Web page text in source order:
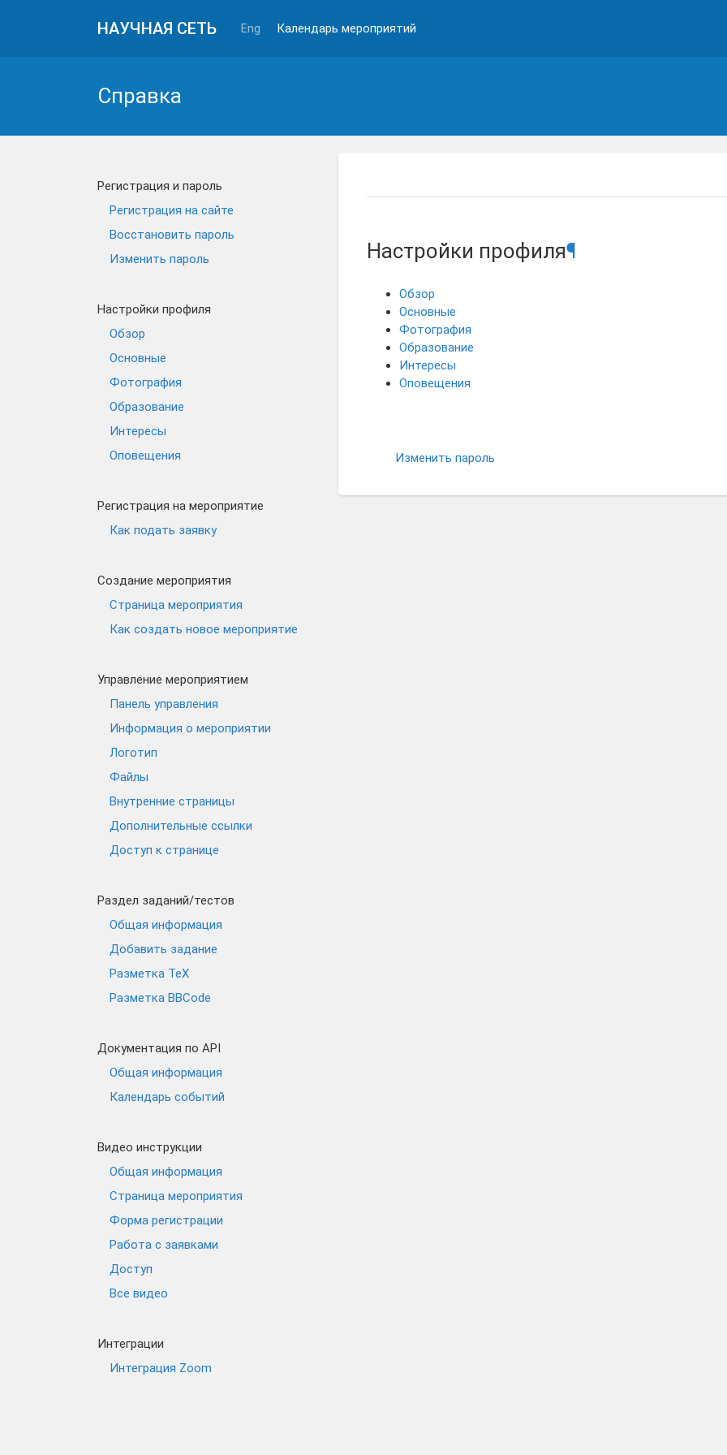
НАУЧНАЯ СЕТЬ Eng Календарь мероприятий
Cправка
Регистрация и пароль
Регистрация на сайте
Восстановить пароль
Изменить пароль
Настройки профиля
Обзор
Основные
Фотография
Образование
Интересы
Оповещения
Регистрация на мероприятие
Как подать заявку
Создание мероприятия
Страница мероприятия
Как создать новое мероприятие
Управление мероприятием
Панель управления
Информация о мероприятии
Логотип
Файлы
Внутренние страницы
Дополнительные ссылки
Доступ к странице
Раздел заданий/тестов
Общая информация
Добавить задание
Разметка TeX
Разметка BBCode
Документация по API
Общая информация
Календарь событий
Видео инструкции
Общая информация
Страница мероприятия
Форма регистрации
Работа с заявками
Доступ
Все видео
Интеграции
Интеграция Zoom
Настройки профиля¶
Обзор
Основные
Фотография
Образование
Интересы
Оповещения
Изменить пароль